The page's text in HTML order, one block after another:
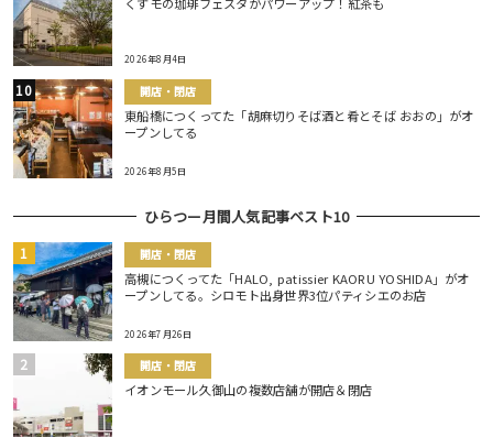
2026年8月4日
開店・閉店
東船橋につくってた「胡麻切りそば酒と肴とそば おおの」がオ
ープンしてる
2026年8月5日
ひらつー月間人気記事ベスト10
開店・閉店
高槻につくってた「HALO, patissier KAORU YOSHIDA」がオ
ープンしてる。シロモト出身世界3位パティシエのお店
2026年7月26日
開店・閉店
イオンモール久御山の複数店舗が開店＆閉店